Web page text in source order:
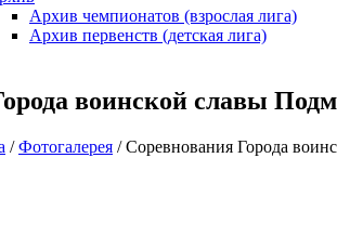
Архив чемпионатов (взрослая лига)
Архив первенств (детская лига)
воинской славы
/Фотогалерея /Соревнования Города